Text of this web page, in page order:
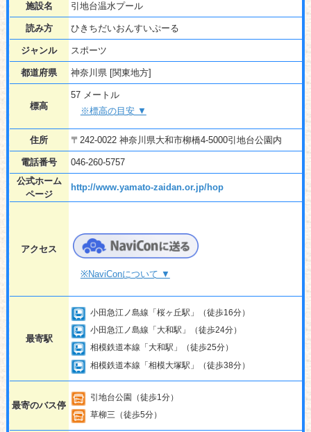
施設名 引地台温水プール
読み方 ひきちだいおんすいぷーる
ジャンル スポーツ
都道府県 神奈川県 [関東地方]
標高
57 メートル
※標高の目安 ▼
住所 〒242-0022 神奈川県大和市柳橋4-5000引地台公園内
電話番号
046-260-5757
公式ホーム
ページ
http://www.yamato-zaidan.or.jp/hop
アクセス
※NaviConについて ▼
最寄駅
小田急江ノ島線「桜ヶ丘駅」（徒歩16分）
小田急江ノ島線「大和駅」（徒歩24分）
相模鉄道本線「大和駅」（徒歩25分）
相模鉄道本線「相模大塚駅」（徒歩38分）
最寄のバス停
引地台公園（徒歩1分）
草柳三（徒歩5分）